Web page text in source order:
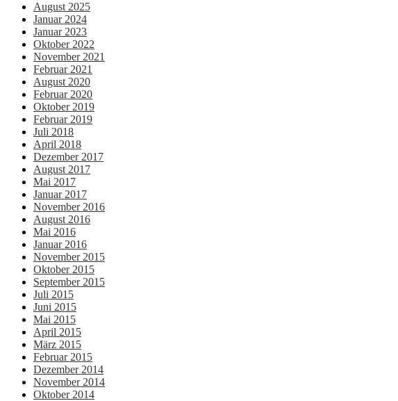
August 2025
Januar 2024
Januar 2023
Oktober 2022
November 2021
Februar 2021
August 2020
Februar 2020
Oktober 2019
Februar 2019
Juli 2018
April 2018
Dezember 2017
August 2017
Mai 2017
Januar 2017
November 2016
August 2016
Mai 2016
Januar 2016
November 2015
Oktober 2015
September 2015
Juli 2015
Juni 2015
Mai 2015
April 2015
März 2015
Februar 2015
Dezember 2014
November 2014
Oktober 2014